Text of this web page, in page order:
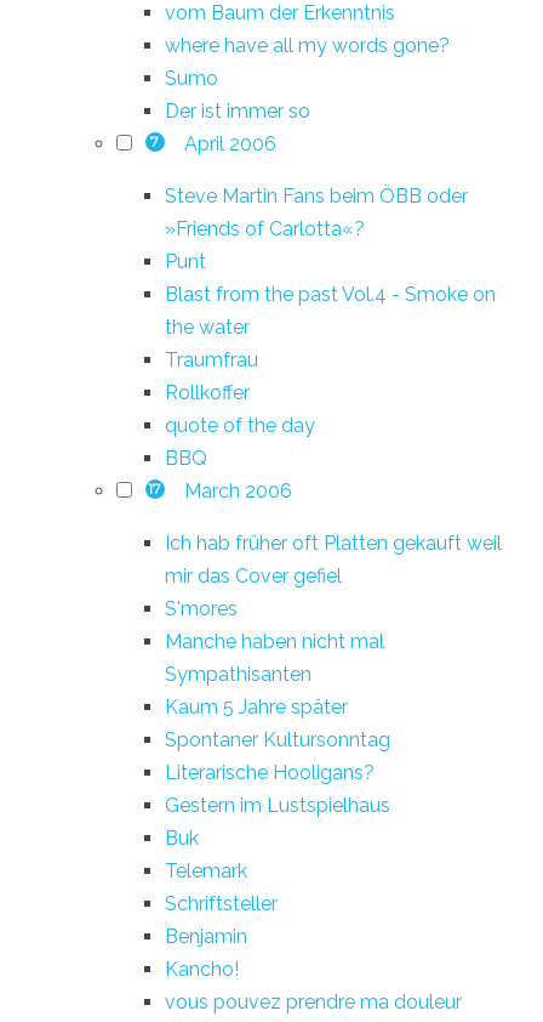
vom Baum der Erkenntnis
where have all my words gone?
Sumo
Der ist immer so
7 April 2006
Steve Martin Fans beim ÖBB oder
»Friends of Carlotta«?
Punt
Blast from the past Vol.4 - Smoke on
the water
Traumfrau
Rollkoffer
quote of the day
BBQ
17 March 2006
Ich hab früher oft Platten gekauft weil
mir das Cover gefiel
S'mores
Manche haben nicht mal
Sympathisanten
Kaum 5 Jahre später
Spontaner Kultursonntag
Literarische Hooligans?
Gestern im Lustspielhaus
Buk
Telemark
Schriftsteller
Benjamin
Kancho!
vous pouvez prendre ma douleur